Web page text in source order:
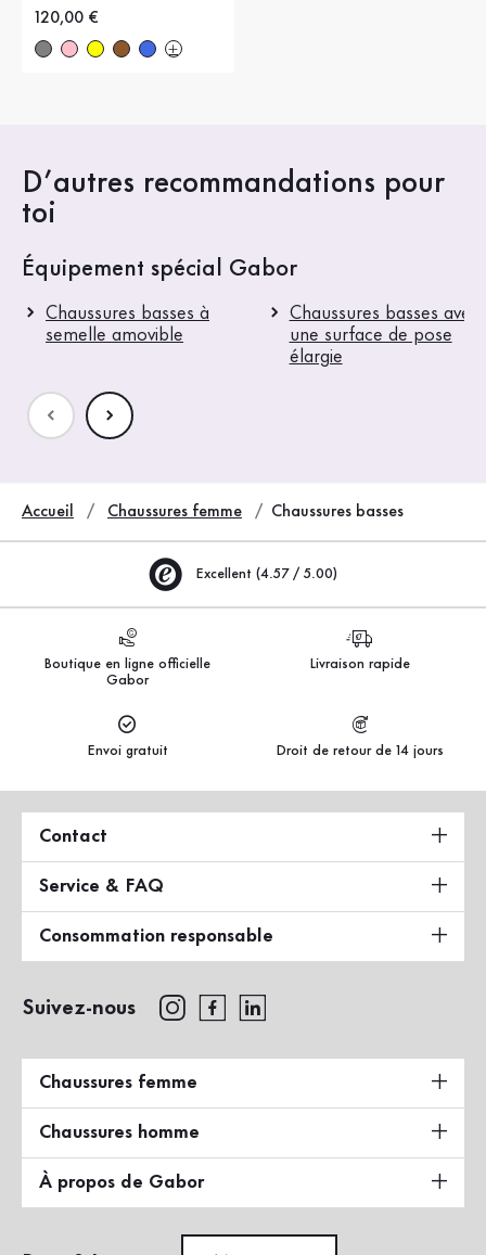
Nouveau prix
120,00 €
D’autres recommandations pour
toi
Équipement spécial Gabor
Chaussures basses à
semelle amovible
Chaussures basses avec
une surface de pose
élargie
Accueil Chaussures femme Chaussures basses
Excellent (4.57 / 5.00)
Boutique en ligne officielle
Gabor
Livraison rapide
Envoi gratuit Droit de retour de 14 jours
Contact
Service & FAQ
Consommation responsable
Suivez-nous
Chaussures femme
Chaussures homme
À propos de Gabor